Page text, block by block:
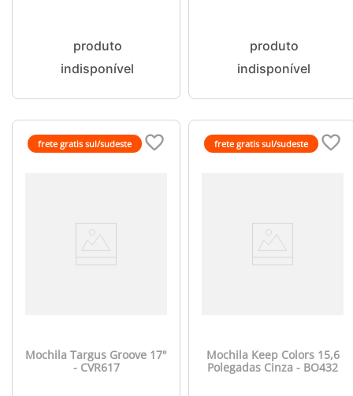
frete gratis sul/sudeste
Mochila Targus Groove 17"
- CVR617
frete gratis sul/sudeste
Mochila Keep Colors 15,6
Polegadas Cinza - BO432